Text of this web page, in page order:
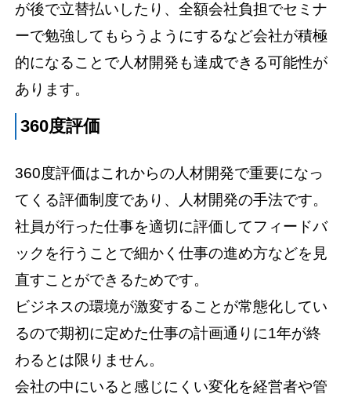
が後で立替払いしたり、全額会社負担でセミナ
ーで勉強してもらうようにするなど会社が積極
的になることで人材開発も達成できる可能性が
あります。
360度評価
360度評価はこれからの人材開発で重要になっ
てくる評価制度であり、人材開発の手法です。
社員が行った仕事を適切に評価してフィードバ
ックを行うことで細かく仕事の進め方などを見
直すことができるためです。
ビジネスの環境が激変することが常態化してい
るので期初に定めた仕事の計画通りに1年が終
わるとは限りません。
会社の中にいると感じにくい変化を経営者や管